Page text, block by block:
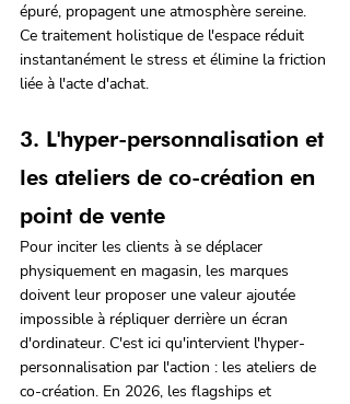
épuré, propagent une atmosphère sereine.
Ce traitement holistique de l'espace réduit
instantanément le stress et élimine la friction
liée à l'acte d'achat.
3. L'hyper-personnalisation et
les ateliers de co-création en
point de vente
Pour inciter les clients à se déplacer
physiquement en magasin, les marques
doivent leur proposer une valeur ajoutée
impossible à répliquer derrière un écran
d'ordinateur. C'est ici qu'intervient l'hyper-
personnalisation par l'action : les ateliers de
co-création. En 2026, les flagships et